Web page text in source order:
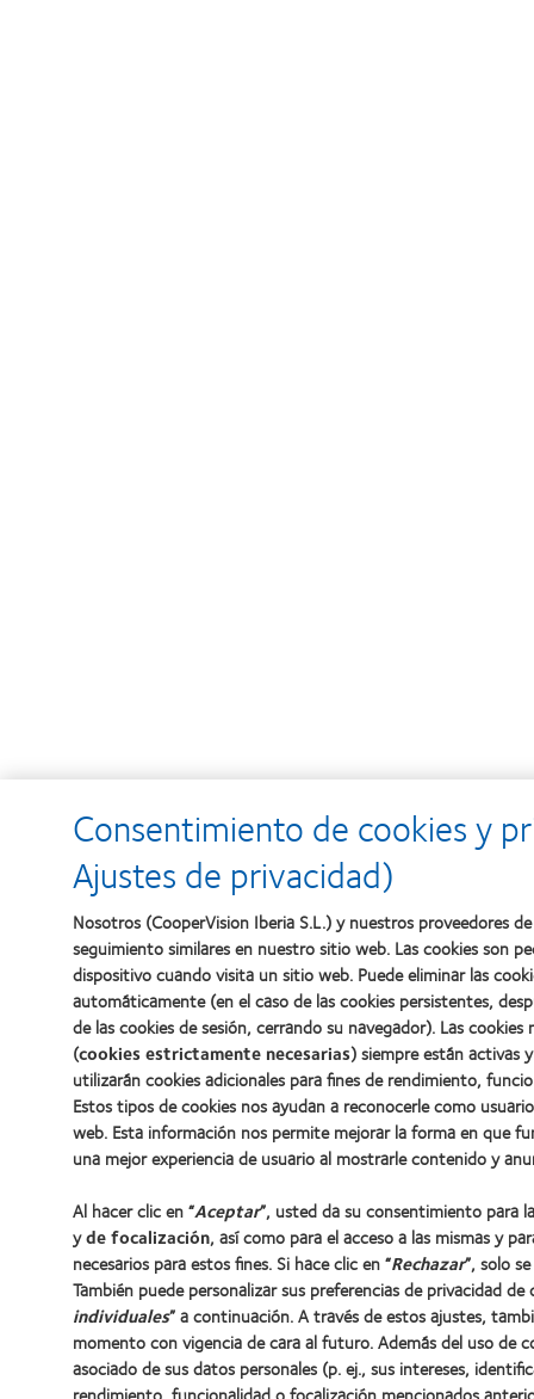
Consentimiento de cookies y
Ajustes de privacidad)
Nosotros (CooperVision Iberia S.L.) y nuestros proveedores
seguimiento similares en nuestro sitio web. Las cookies son
dispositivo cuando visita un sitio web. Puede eliminar las
automáticamente (en el caso de las cookies persistentes,
de las cookies de sesión, cerrando su navegador). Las
(cookies estrictamente necesarias) siempre están activas
utilizarán cookies adicionales para fines de rendimiento,
Estos tipos de cookies nos ayudan a reconocerle como
web. Esta información nos permite mejorar la forma en que
una mejor experiencia de usuario al mostrarle contenido y
Al hacer clic en “Aceptar”, usted da su consentimiento para
yde focalización, así como para el acceso a las mismas y
necesarios para estos fines. Si hace clic en “Rechazar”, solo
También puede personalizar sus preferencias de privacidad
individuales” a continuación. A través de estos ajustes,
momento con vigencia de cara al futuro. Además del uso de
asociado de sus datos personales (p. ej., sus intereses,